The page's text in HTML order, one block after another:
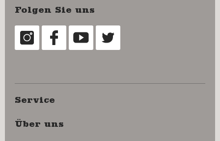
Folgen Sie uns
Service
Über uns